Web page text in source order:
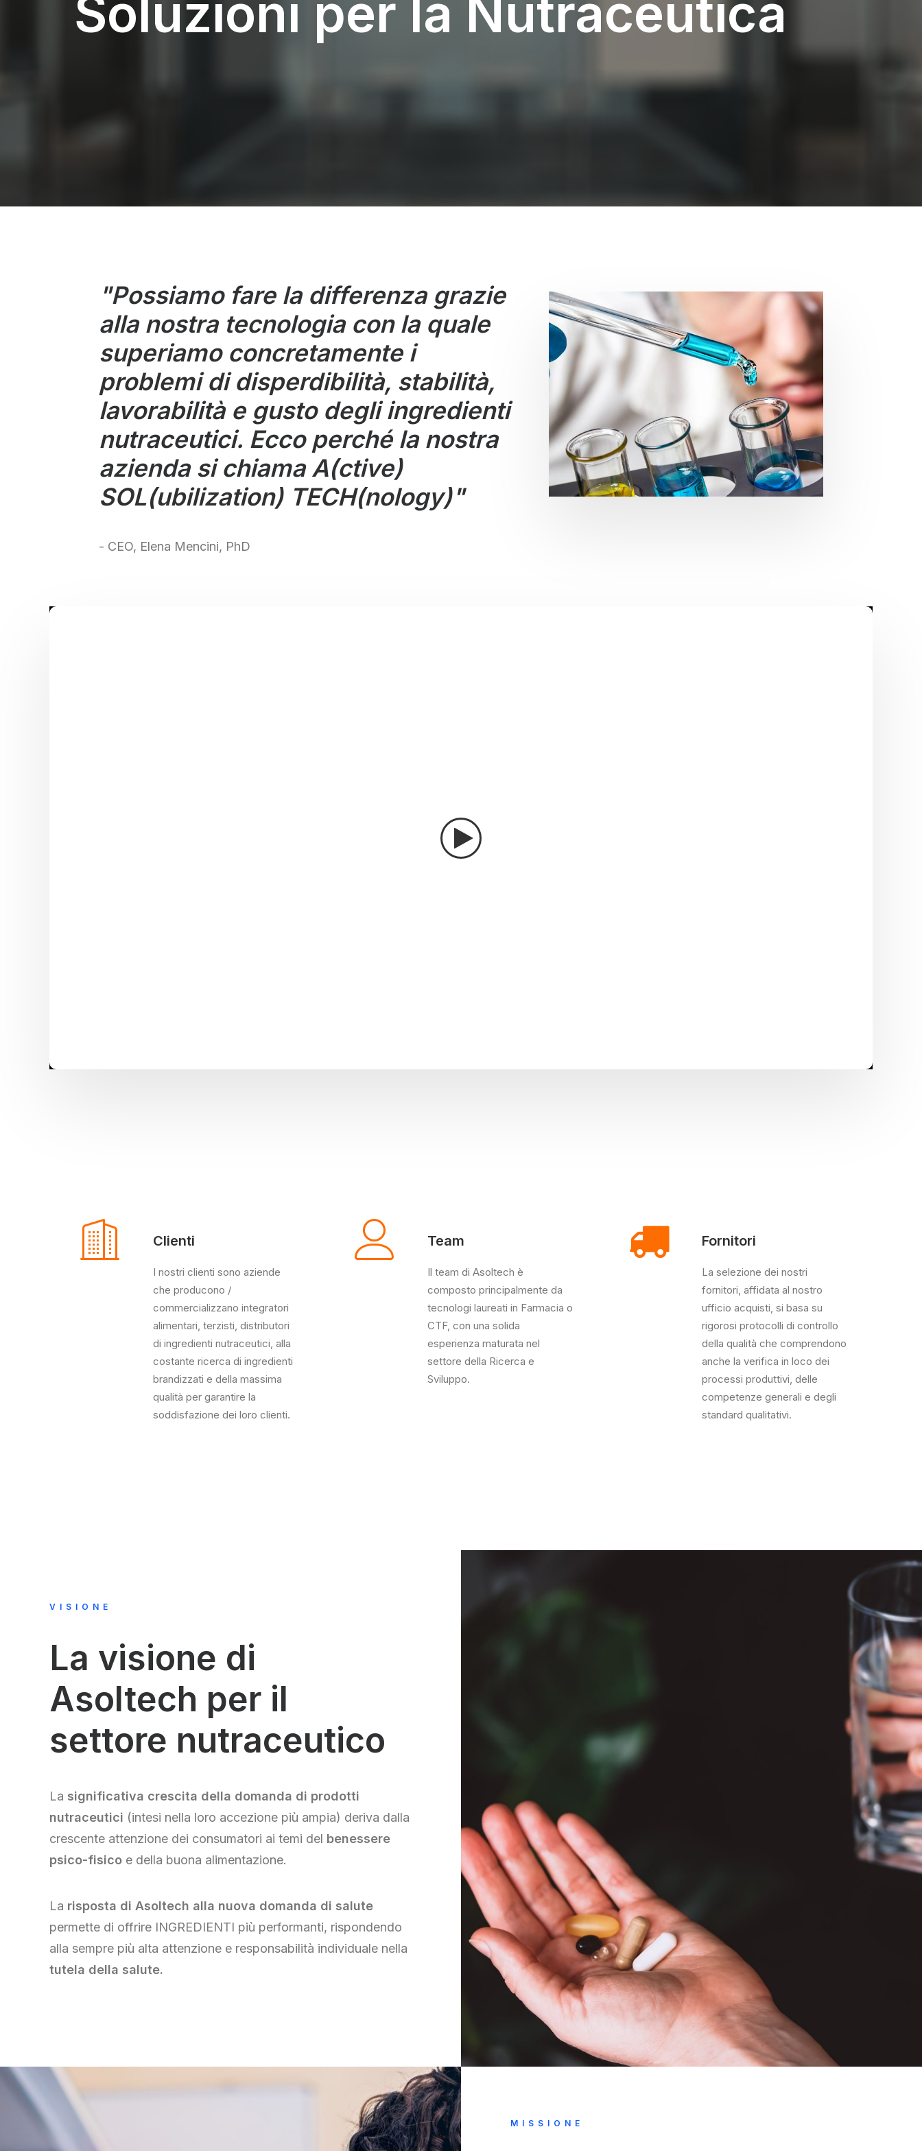
Soluzioni per la Nutraceutica
"Possiamo fare la differenza grazie
alla nostra tecnologia con la quale
superiamo concretamente i
problemi di disperdibilità, stabilità,
lavorabilità e gusto degli ingredienti
nutraceutici. Ecco perché la nostra
azienda si chiamaA(ctive)
SOL(ubilization) TECH(nology)"
- CEO, Elena Mencini, PhD
Clienti
I nostri clienti sono aziende
che producono /
commercializzano integratori
alimentari, terzisti, distributori
di ingredienti nutraceutici, alla
costante ricerca di ingredienti
brandizzati e della massima
qualità per garantire la
soddisfazione dei loro clienti.
Team
Il team di Asoltech è
composto principalmente da
tecnologi laureati in Farmacia o
CTF, con una solida
esperienza maturata nel
settore della Ricerca e
Sviluppo.
Fornitori
La selezione dei nostri
fornitori, affidata al nostro
ufficio acquisti, si basa su
rigorosi protocolli di controllo
della qualità che comprendono
anche la verifica in loco dei
processi produttivi, delle
competenze generali e degli
standard qualitativi.
VISIONE
La visione di
Asoltech per il
settore nutraceutico
La significativa crescita della domanda di prodotti
nutraceutici (intesi nella loro accezione più ampia) deriva dalla
crescente attenzione dei consumatori ai temi del benessere
psico-fisico e della buona alimentazione.
La risposta di Asoltech alla nuova domanda di salute
permette di offrire INGREDIENTI più performanti, rispondendo
alla sempre più alta attenzione e responsabilità individuale nella
tutela della salute.
MISSIONE